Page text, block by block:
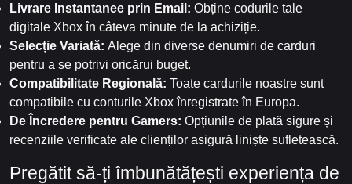
Livrare Instantanee prin Email: Obține codurile tale
digitale Xbox în câteva minute de la achiziție.
Selecție Variată: Alege din diverse denumiri de carduri
pentru a se potrivi oricărui buget.
Compatibilitate Regională: Toate cardurile noastre sunt
compatibile cu conturile Xbox înregistrate în Europa.
De Încredere pentru Gamers: Opțiunile de plată sigure și
recenziile verificate ale clienților asigură liniște sufletească.
Pregătit să-ți îmbunătățești experiența de